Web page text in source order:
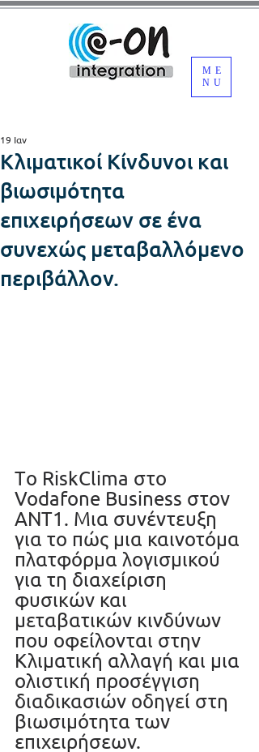
ME
NU
Κλιματικοί Κίνδυνοι και
βιωσιμότητα
επιχειρήσεων σε ένα
συνεχώς μεταβαλλόμενο
περιβάλλον.
19 Ιαν
Τo RiskClima στο
Vodafone Business στον
ΑΝΤ1. Μια συνέντευξη
για το πώς μια καινοτόμα
πλατφόρμα λογισμικού
για τη διαχείριση
φυσικών και
μεταβατικών κινδύνων
που οφείλονται στην
Κλιματική αλλαγή και μια
ολιστική προσέγγιση
διαδικασιών οδηγεί στη
βιωσιμότητα των
επιχειρήσεων.